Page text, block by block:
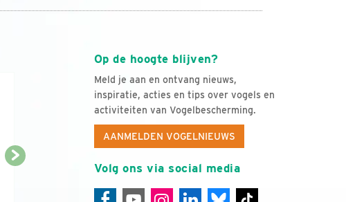
Op de hoogte blijven?
Meld je aan en ontvang nieuws,
inspiratie, acties en tips over vogels en
activiteiten van Vogelbescherming.
AANMELDEN VOGELNIEUWS
Volg ons via social media